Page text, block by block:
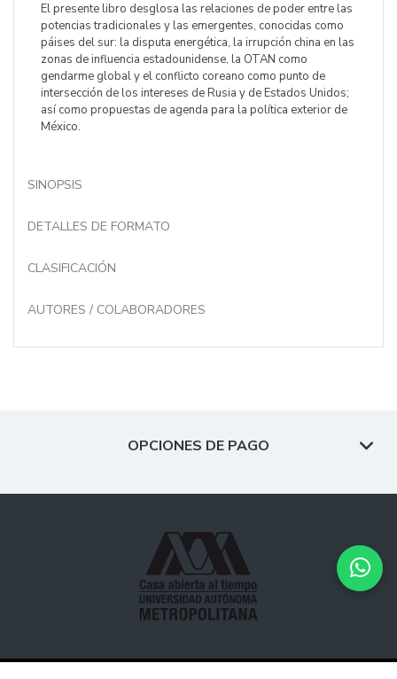
El presente libro desglosa las relaciones de poder entre las
potencias tradicionales y las emergentes, conocidas como
páises del sur: la disputa energética, la irrupción china en las
zonas de influencia estadounidense, la OTAN como
gendarme global y el conflicto coreano como punto de
intersección de los intereses de Rusia y de Estados Unidos;
así como propuestas de agenda para la política exterior de
México.
SINOPSIS
DETALLES DE FORMATO
CLASIFICACIÓN
AUTORES / COLABORADORES
OPCIONES DE PAGO